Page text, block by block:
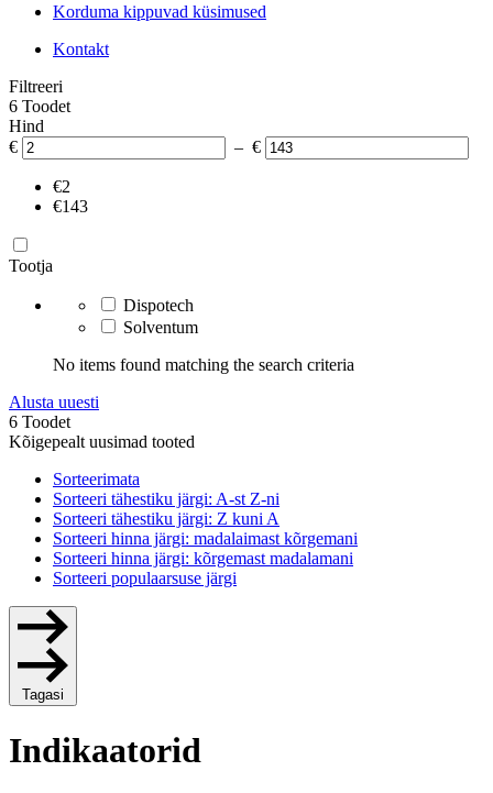
Korduma kippuvad küsimused
Kontakt
Filtreeri
6 Toodet
Hind
€
– €
€2
€143
Tootja
Dispotech
Solventum
No items found matching the search criteria
Alusta uuesti
6 Toodet
Kõigepealt uusimad tooted
Sorteerimata
Sorteeri tähestiku järgi: A-st Z-ni
Sorteeri tähestiku järgi: Z kuni A
Sorteeri hinna järgi: madalaimast kõrgemani
Sorteeri hinna järgi: kõrgemast madalamani
Sorteeri populaarsuse järgi
Tagasi
Indikaatorid